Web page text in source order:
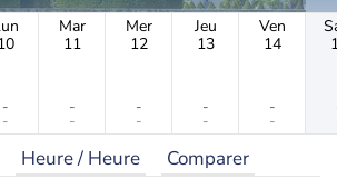
-
-
Mar
11
-
-
Mer
12
-
-
Jeu
13
-
-
Ven
14
-
-
Heure / Heure Comparer